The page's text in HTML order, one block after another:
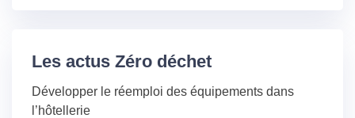
Les actus Zéro déchet
Développer le réemploi des équipements dans
l’hôtellerie